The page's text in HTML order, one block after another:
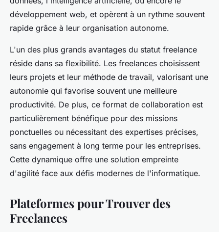
développement web, et opèrent à un rythme souvent
rapide grâce à leur organisation autonome.
L'un des plus grands avantages du statut freelance
réside dans sa flexibilité. Les freelances choisissent
leurs projets et leur méthode de travail, valorisant une
autonomie qui favorise souvent une meilleure
productivité. De plus, ce format de collaboration est
particulièrement bénéfique pour des missions
ponctuelles ou nécessitant des expertises précises,
sans engagement à long terme pour les entreprises.
Cette dynamique offre une solution empreinte
d'agilité face aux défis modernes de l'informatique.
Plateformes pour Trouver des
Freelances